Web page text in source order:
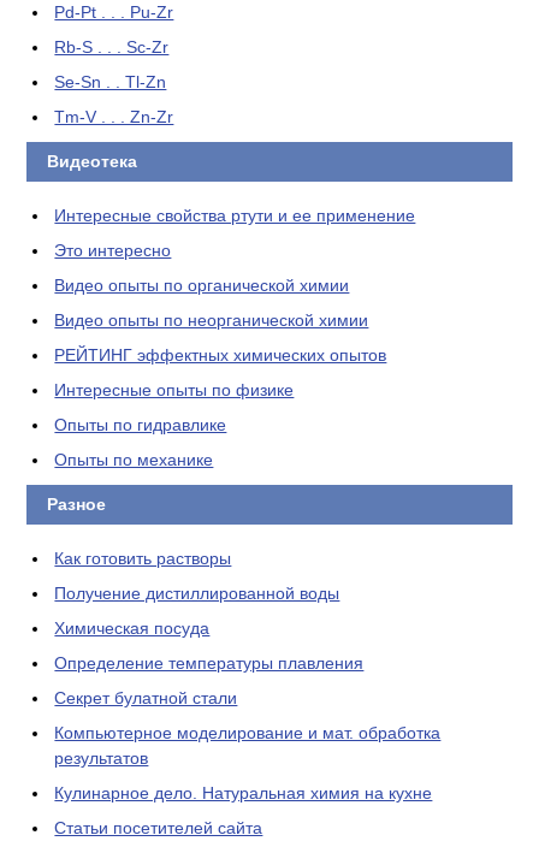
Pd-Pt . . . Pu-Zr
Rb-S . . . Sc-Zr
Se-Sn . . Tl-Zn
Tm-V . . . Zn-Zr
Видеотека
Интересные свойства ртути и ее применение
Это интересно
Видео опыты по органической химии
Видео опыты по неорганической химии
РЕЙТИНГ эффектных химических опытов
Интересные опыты по физике
Опыты по гидравлике
Опыты по механике
Разное
Как готовить растворы
Получение дистиллированной воды
Химическая посуда
Определение температуры плавления
Секрет булатной стали
Компьютерное моделирование и мат. обработка
результатов
Кулинарное дело. Натуральная химия на кухне
Статьи посетителей сайта